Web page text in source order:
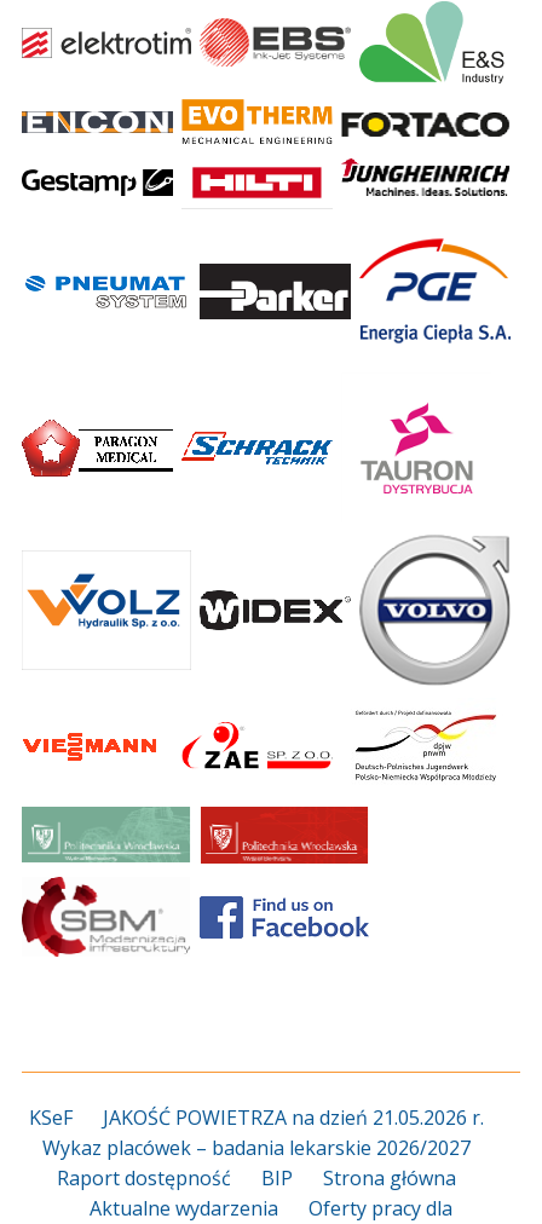
KSeF
JAKOŚĆ POWIETRZA na dzień 21.05.2026 r.
Wykaz placówek – badania lekarskie 2026/2027
Raport dostępność
BIP
Strona główna
Aktualne wydarzenia
Oferty pracy dla